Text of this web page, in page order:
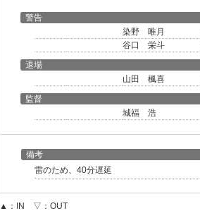
警告
染野 唯月
谷口 栄斗
退場
山田 楓喜
監督
城福 浩
備考
雷のため、40分遅延
▲：IN ▽：OUT